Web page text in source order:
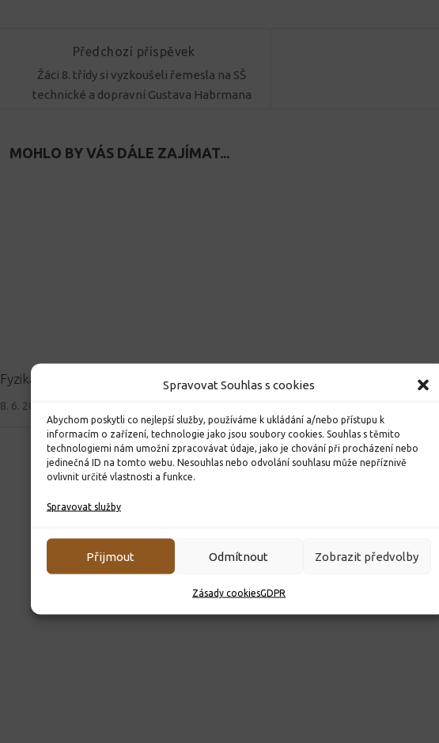
Spravovat Souhlas s cookies
Abychom poskytli co nejlepší služby, používáme k ukládání a/nebo přístupu k
informacím o zařízení, technologie jako jsou soubory cookies. Souhlas s těmito
technologiemi nám umožní zpracovávat údaje, jako je chování při procházení nebo
jedinečná ID na tomto webu. Nesouhlas nebo odvolání souhlasu může nepříznivě
ovlivnit určité vlastnosti a funkce.
Spravovat služby
Přijmout Odmítnout Zobrazit předvolby
Zásady cookiesGDPR
Předchozí příspěvek
Žáci 8. třídy si vyzkoušeli řemesla na SŠ
technické a dopravní Gustava Habrmana
MOHLO BY VÁS DÁLE ZAJÍMAT...
Fyzika a vesmír
8. 6. 2025
Čtvrťáci na bruslích Sportovní den